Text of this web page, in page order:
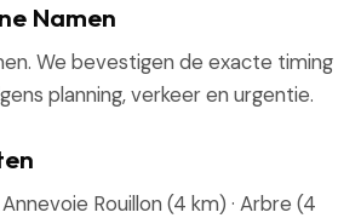
Namen
We bevestigen de exacte timing
planning, verkeer en urgentie.
Rouillon (4 km) · Arbre (4